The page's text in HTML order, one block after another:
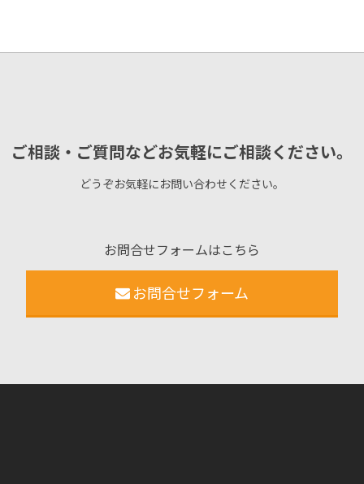
ご相談・ご質問などお気軽にご相談ください。
どうぞお気軽にお問い合わせください。
お問合せフォームはこちら
お問合せフォーム